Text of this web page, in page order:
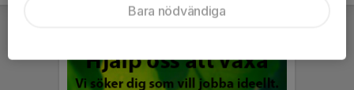
Bara nödvändiga